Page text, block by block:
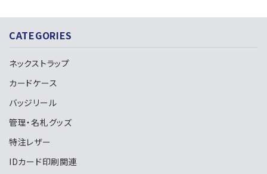
CATEGORIES
ネックストラップ
カードケース
バッジリール
管理・名札グッズ
特注レザー
IDカード印刷関連